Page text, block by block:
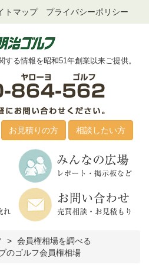
トマップ プライバシーポリシー
る情報を昭和51年創業以来ご提供。
お見積りの方 相談したい方
会員権相場を調べる
のゴルフ会員権相場